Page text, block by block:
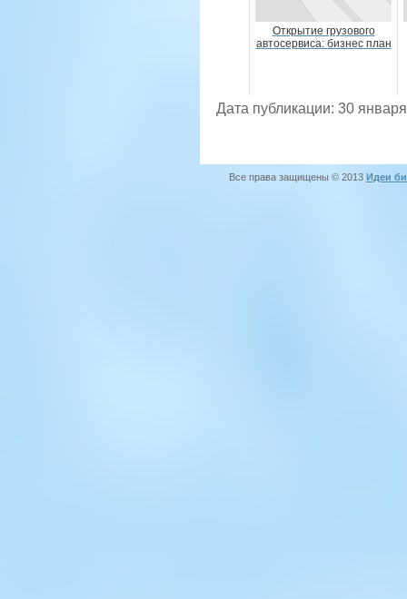
Открытие грузового
автосервиса: бизнес план
Дата публикации: 30
Все права защищены © 2013 Идеи